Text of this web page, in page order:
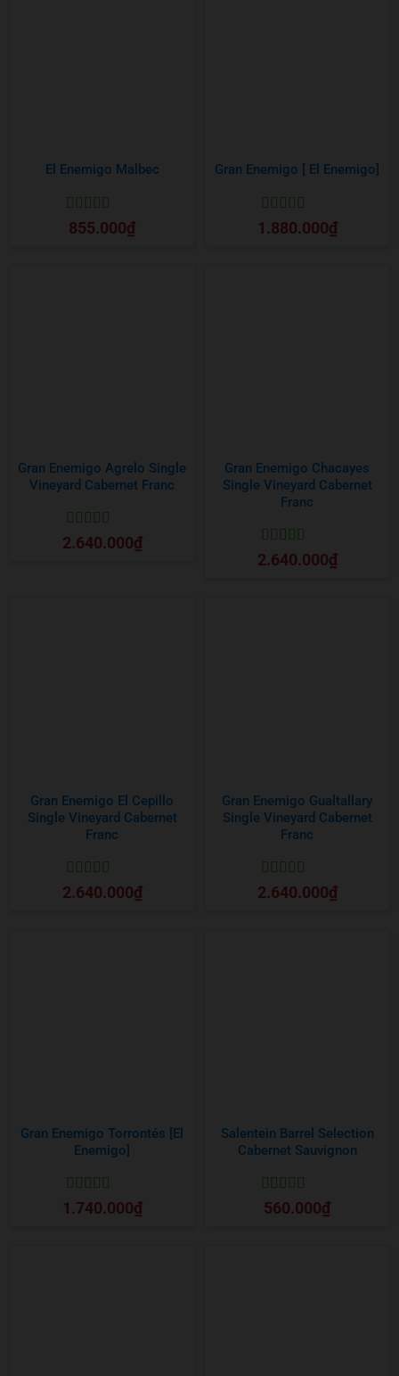
El Enemigo Malbec
Được xếp
hạng55 sao
855.000₫
Gran Enemigo [ El Enemigo]
Được xếp
hạng55 sao
1.880.000₫
Gran Enemigo Agrelo Single
Vineyard Cabernet Franc
Được xếp
hạng55 sao
2.640.000₫
Gran Enemigo Chacayes
Single Vineyard Cabernet
Franc
Được xếp
hạng55 sao
2.640.000₫
Gran Enemigo El Cepillo
Single Vineyard Cabernet
Franc
Được xếp
hạng55 sao
2.640.000₫
Gran Enemigo Gualtallary
Single Vineyard Cabernet
Franc
Được xếp
hạng55 sao
2.640.000₫
Gran Enemigo Torrontés [El
Enemigo]
Được xếp
hạng55 sao
1.740.000₫
Salentein Barrel Selection
Cabernet Sauvignon
Được xếp
hạng55 sao
560.000₫